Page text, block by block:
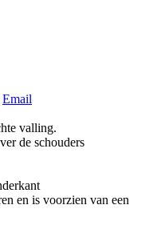
Email
valling.
de schouders
en is voorzien van een